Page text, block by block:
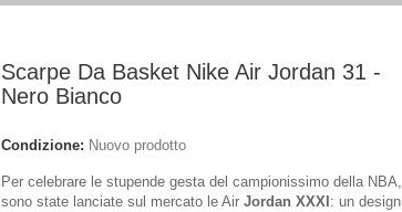
Scarpe Da Basket Nike Air Jordan 31 -
Nero Bianco
Condizione: Nuovo prodotto
Per celebrare le stupende gesta del campionissimo della NBA,
sono state lanciate sul mercato le Air Jordan XXXI : un design